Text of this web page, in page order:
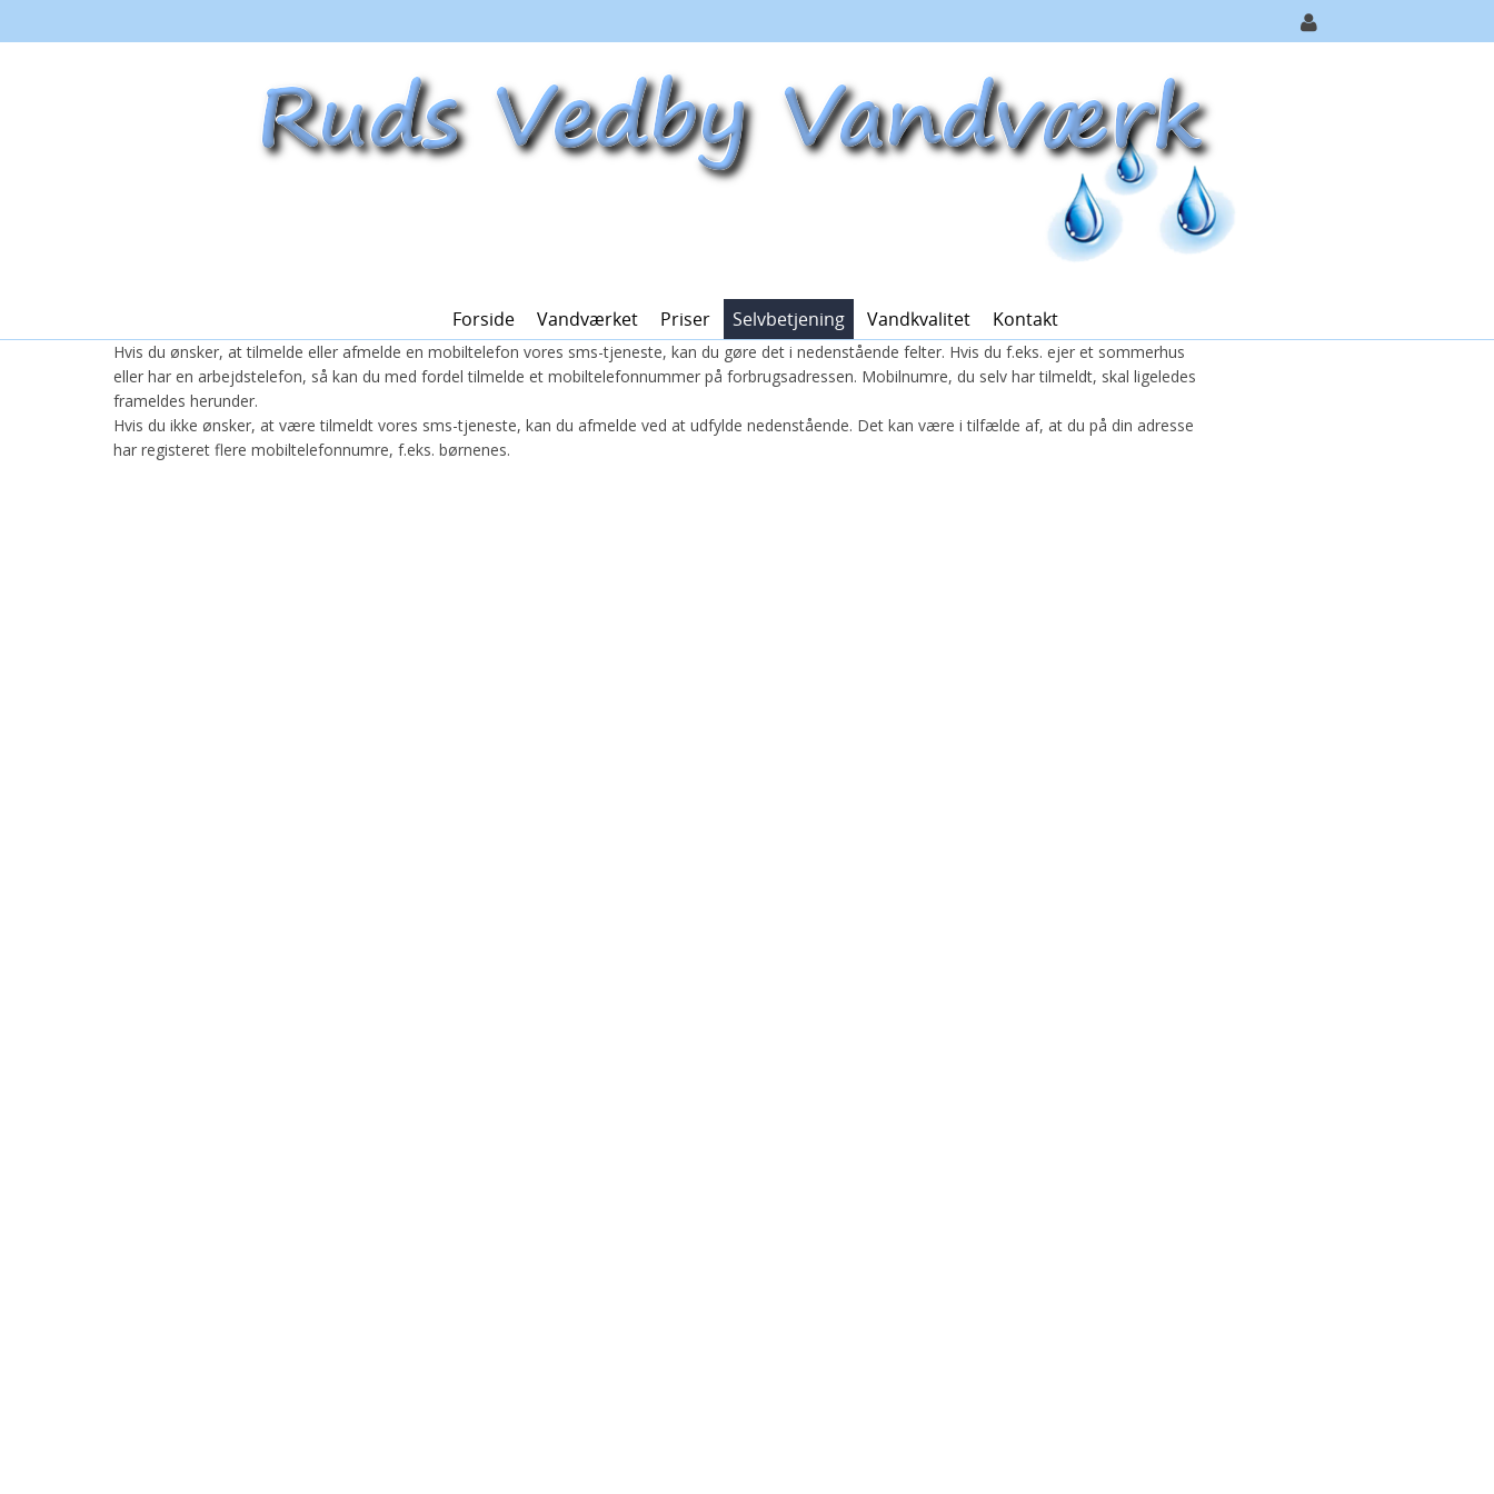
Forside Vandværket Priser Selvbetjening Vandkvalitet Kontakt
Hvis du ønsker, at tilmelde eller afmelde en mobiltelefon vores sms-tjeneste, kan du gøre det i nedenstående felter. Hvis du f.eks. ejer et sommerhus
eller har en arbejdstelefon, så kan du med fordel tilmelde et mobiltelefonnummer på forbrugsadressen. Mobilnumre, du selv har tilmeldt, skal ligeledes
frameldes herunder.
Hvis du ikke ønsker, at være tilmeldt vores sms-tjeneste, kan du afmelde ved at udfylde nedenstående. Det kan være i tilfælde af, at du på din adresse
har registeret flere mobiltelefonnumre, f.eks. børnenes.